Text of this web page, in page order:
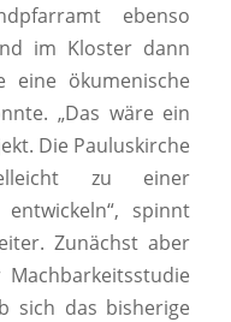
ebenso
im Kloster dann
eine ökumenische
„Das wäre ein
Die Pauluskirche
zu einer
entwickeln“, spinnt
Zunächst aber
sich das bisherige